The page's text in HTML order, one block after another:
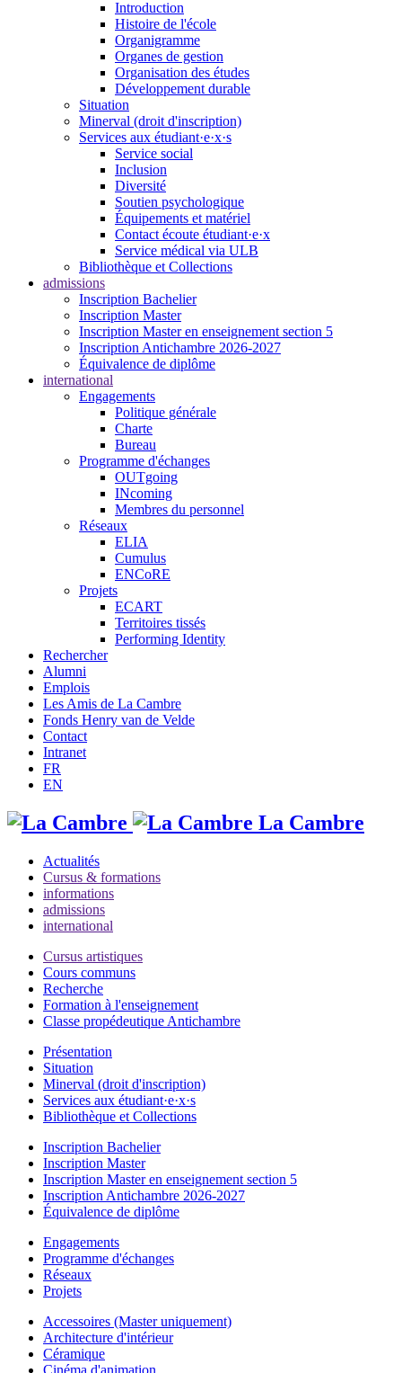
Introduction
Histoire de l'école
Organigramme
Organes de gestion
Organisation des études
Développement durable
Situation
Minerval (droit d'inscription)
Services aux étudiant·e·x·s
Service social
Inclusion
Diversité
Soutien psychologique
Équipements et matériel
Contact écoute étudiant·e·x
Service médical via ULB
Bibliothèque et Collections
admissions
Inscription Bachelier
Inscription Master
Inscription Master en enseignement section 5
Inscription Antichambre 2026-2027
Équivalence de diplôme
international
Engagements
Politique générale
Charte
Bureau
Programme d'échanges
OUTgoing
INcoming
Membres du personnel
Réseaux
ELIA
Cumulus
ENCoRE
Projets
ECART
Territoires tissés
Performing Identity
Rechercher
Alumni
Emplois
Les Amis de La Cambre
Fonds Henry van de Velde
Contact
Intranet
FR
EN
La Cambre
Actualités
Cursus & formations
informations
admissions
international
Cursus artistiques
Cours communs
Recherche
Formation à l'enseignement
Classe propédeutique Antichambre
Présentation
Situation
Minerval (droit d'inscription)
Services aux étudiant·e·x·s
Bibliothèque et Collections
Inscription Bachelier
Inscription Master
Inscription Master en enseignement section 5
Inscription Antichambre 2026-2027
Équivalence de diplôme
Engagements
Programme d'échanges
Réseaux
Projets
Accessoires (Master uniquement)
Architecture d'intérieur
Céramique
Cinéma d'animation